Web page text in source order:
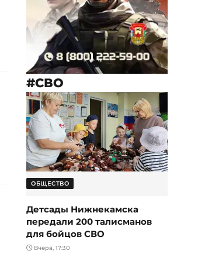
#СВО
ОБЩЕСТВО
Детсады Нижнекамска
передали 200 талисманов
для бойцов СВО
Вчера, 17:30